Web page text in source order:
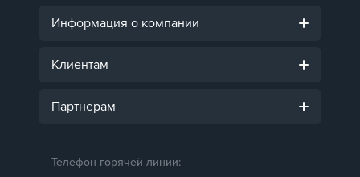
Информация о компании
Клиентам
Партнерам
Телефон горячей линии: